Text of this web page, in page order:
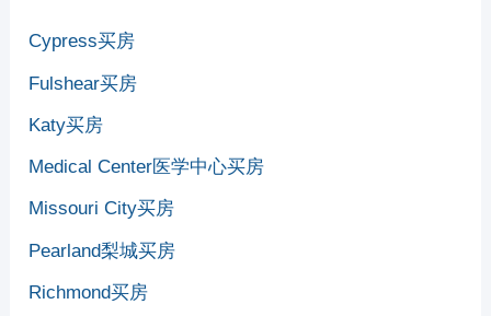
Cypress买房
Fulshear买房
Katy买房
Medical Center医学中心买房
Missouri City买房
Pearland梨城买房
Richmond买房